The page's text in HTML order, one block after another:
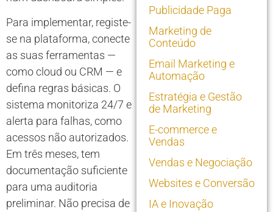
Para implementar, registe-
se na plataforma, conecte
as suas ferramentas —
como cloud ou CRM — e
defina regras básicas. O
sistema monitoriza 24/7 e
alerta para falhas, como
acessos não autorizados.
Em três meses, tem
documentação suficiente
para uma auditoria
preliminar. Não precisa de
Publicidade Paga
Marketing de
Conteúdo
Email Marketing e
Automação
Estratégia e Gestão
de Marketing
E-commerce e
Vendas
Vendas e Negociação
Websites e Conversão
IA e Inovação